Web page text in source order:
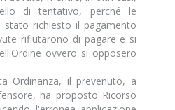
di tentativo, perché le
stato richiesto il pagamento
rifiutarono di pagare e si
ovvero si opposero
Ordinanza, il prevenuto, a
ha proposto Ricorso